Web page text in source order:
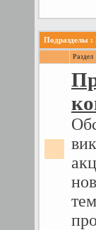
Подразделы :
Раздел